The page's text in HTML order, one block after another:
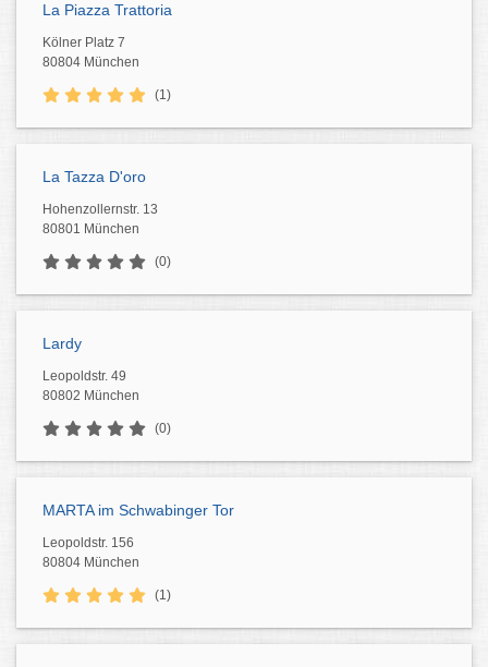
La Piazza Trattoria
Kölner Platz 7
80804 München
(1)
La Tazza D'oro
Hohenzollernstr. 13
80801 München
(0)
Lardy
Leopoldstr. 49
80802 München
(0)
MARTA im Schwabinger Tor
Leopoldstr. 156
80804 München
(1)